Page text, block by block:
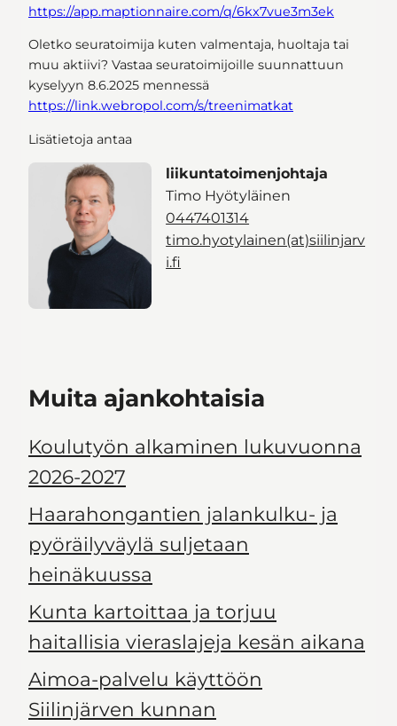
https://app.maptionnaire.com/q/6kx7vue3m3ek
Oletko seuratoimija kuten valmentaja, huoltaja tai
muu aktiivi? Vastaa seuratoimijoille suunnattuun
kyselyyn 8.6.2025 mennessä
https://link.webropol.com/s/treenimatkat
Lisätietoja antaa
liikuntatoimenjohtaja
Timo Hyötyläinen
0447401314
timo.hyotylainen(at)siilinjarv
i.fi
Muita ajankohtaisia
Koulutyön alkaminen lukuvuonna
2026-2027
Haarahongantien jalankulku- ja
pyöräilyväylä suljetaan
heinäkuussa
Kunta kartoittaa ja torjuu
haitallisia vieraslajeja kesän aikana
Aimoa-palvelu käyttöön
Siilinjärven kunnan